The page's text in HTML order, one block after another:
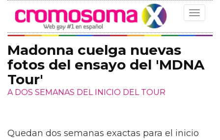
Toggle
Madonna cuelga nuevas
fotos del ensayo del 'MDNA
Tour'
A DOS SEMANAS DEL INICIO DEL TOUR
Quedan dos semanas exactas para el inicio